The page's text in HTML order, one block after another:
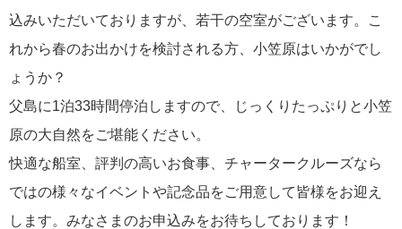
込みいただいておりますが、若干の空室がございます。こ
れから春のお出かけを検討される方、小笠原はいかがでし
ょうか？
父島に1泊33時間停泊しますので、じっくりたっぷりと小笠
原の大自然をご堪能ください。
快適な船室、評判の高いお食事、チャータークルーズなら
ではの様々なイベントや記念品をご用意して皆様をお迎え
します。みなさまのお申込みをお待ちしております！
飛鳥II シンガポール寄港中です！
カテゴリーリスト
ねずみ君のつぶやき♪
飛鳥II